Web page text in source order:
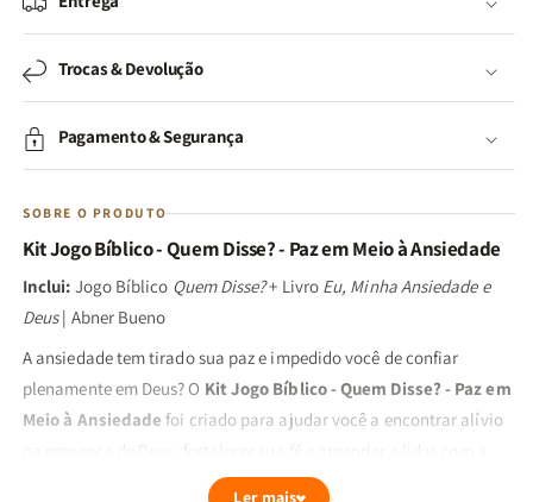
Trocas & Devolução
Pagamento & Segurança
SOBRE O PRODUTO
Kit Jogo Bíblico - Quem Disse? - Paz em Meio à Ansiedade
Inclui: Jogo Bíblico Quem Disse?+ Livro Eu, Minha Ansiedade e
Deus| Abner Bueno
A ansiedade tem tirado sua paz e impedido você de confiar
plenamente em Deus? O Kit Jogo Bíblico - Quem Disse? - Paz em
Meio à Ansiedade foi criado para ajudar você a encontrar alívio
ansiedade à luz da Palavra.